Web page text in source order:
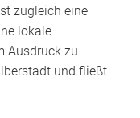
zugleich eine
lokale
Ausdruck zu
und fließt